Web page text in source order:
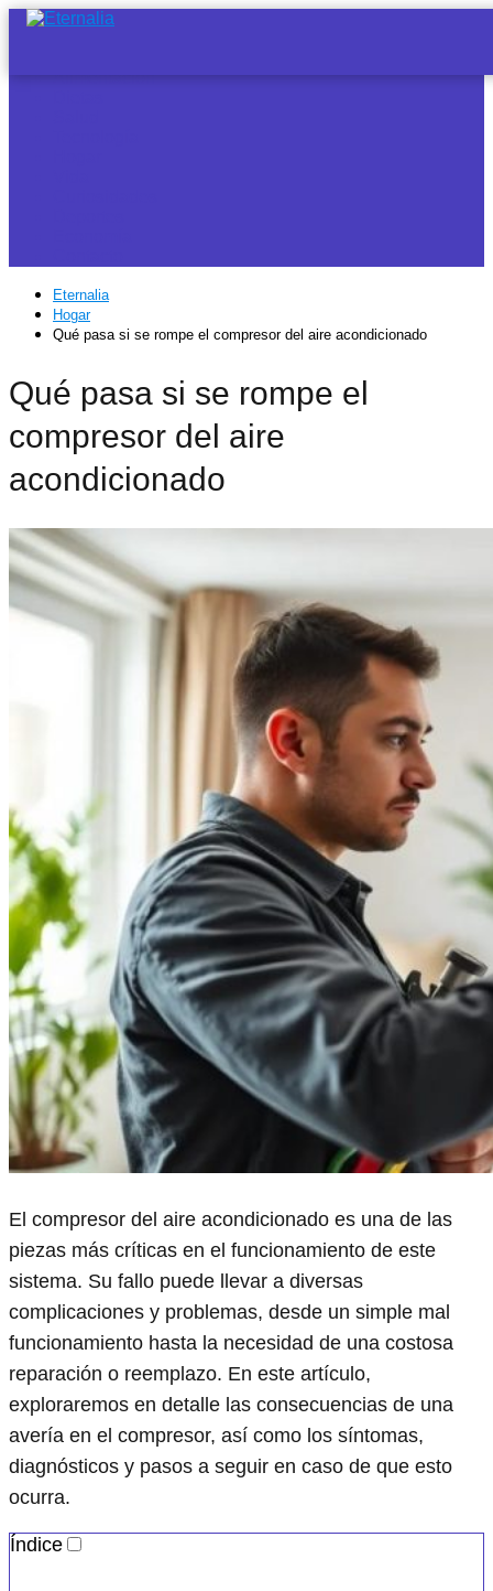
Alimentación
Eternalia
Hogar
Qué pasa si se rompe el compresor del aire acondicionado
Qué pasa si se rompe el
compresor del aire
acondicionado
El compresor del aire acondicionado es una de las
piezas más críticas en el funcionamiento de este
sistema. Su fallo puede llevar a diversas
complicaciones y problemas, desde un simple mal
funcionamiento hasta la necesidad de una costosa
reparación o reemplazo. En este artículo,
exploraremos en detalle las consecuencias de una
avería en el compresor, así como los síntomas,
diagnósticos y pasos a seguir en caso de que esto
ocurra.
Índice